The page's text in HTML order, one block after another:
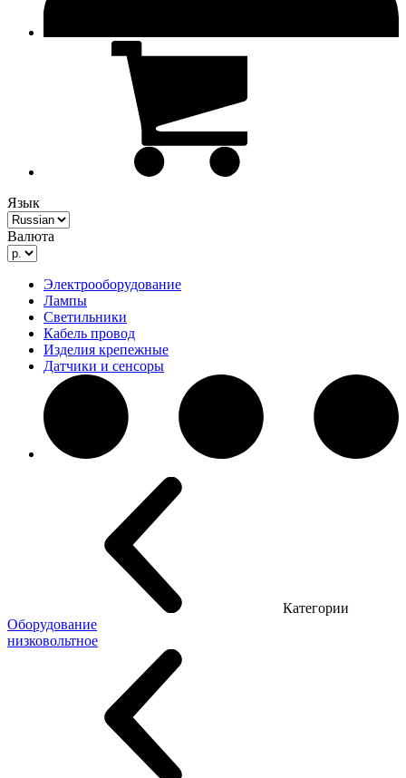
Язык
Валюта
Электрооборудование
Лампы
Светильники
Кабель провод
Изделия крепежные
Датчики и сенсоры
Категории
Оборудование
низковольтное